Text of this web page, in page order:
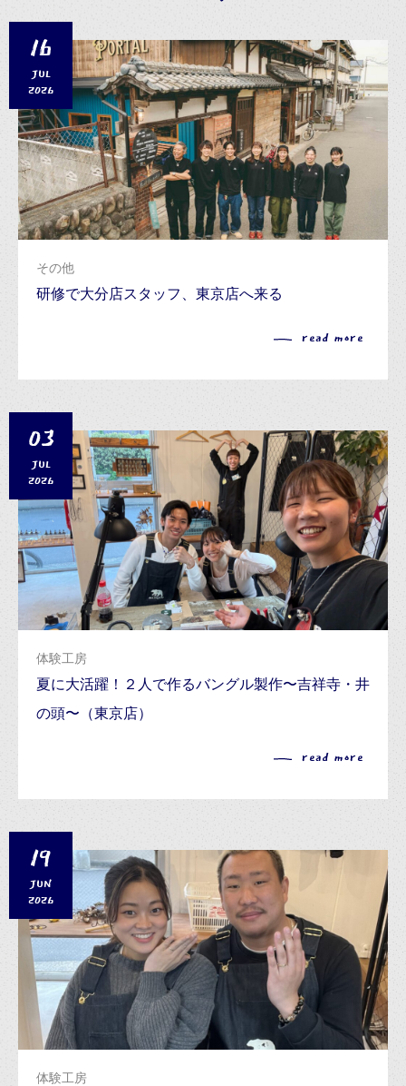
16
JUL
2026
その他
研修で大分店スタッフ、東京店へ来る
read more
03
JUL
2026
体験工房
夏に大活躍！２人で作るバングル製作〜吉祥寺・井
の頭〜（東京店）
read more
19
JUN
2026
体験工房